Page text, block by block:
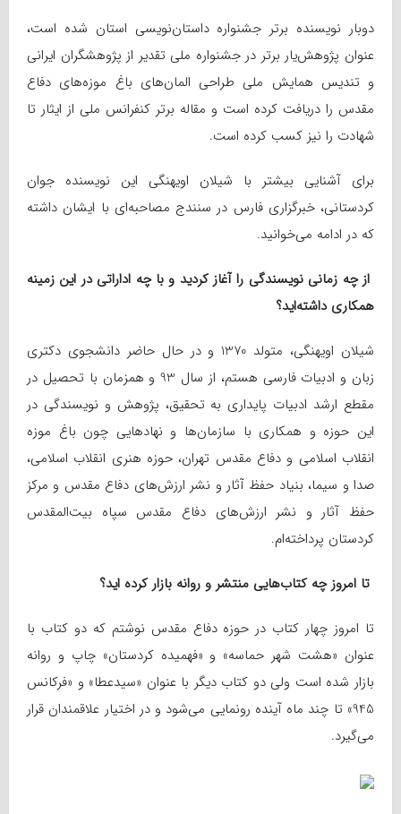
دوبار نویسنده برتر جشنواره داستان‌نویسی استان شده است،
عنوان پژوهش‌یار برتر در جشنواره ملی تقدیر از پژوهشگران ایرانی
و تندیس همایش ملی طراحی المان‌های باغ موزه‌های دفاع
مقدس را دریافت کرده است و مقاله برتر کنفرانس ملی از ایثار تا
شهادت را نیز کسب کرده است.
برای آشنایی بیشتر با شیلان اویهنگی این نویسنده جوان
کردستانی، خبرگزاری فارس در سنندج مصاحبه‌ای با ایشان داشته
که در ادامه می‌خوانید.
از چه زمانی نویسندگی را آغاز کردید و با چه اداراتی در این زمینه
همکاری داشته‌اید؟
شیلان اویهنگی، متولد 1370 و در حال حاضر دانشجوی دکتری
زبان و ادبیات فارسی هستم، از سال 93 و همزمان با تحصیل در
مقطع ارشد ادبیات پایداری به تحقیق، پژوهش و نویسندگی در
این حوزه و همکاری با سازمان‌ها و نهادهایی چون باغ موزه
انقلاب اسلامی و دفاع مقدس تهران، حوزه هنری انقلاب اسلامی،
صدا و سیما، بنیاد حفظ آثار و نشر ارزش‌های دفاع مقدس و مرکز
حفظ آثار و نشر ارزش‌های دفاع مقدس سپاه بیت‌المقدس
کردستان پرداخته‌ام.
تا امروز چه کتاب‌هایی منتشر و روانه بازار کرده اید؟
تا امروز چهار کتاب در حوزه دفاع مقدس نوشتم که دو کتاب با
عنوان «هشت شهر حماسه» و «فهمیده کردستان» چاپ و روانه
بازار شده است ولی دو کتاب دیگر با عنوان «سیدعطا» و «فرکانس
945» تا چند ماه آینده رونمایی می‌شود و در اختیار علاقمندان قرار
می‌گیرد.